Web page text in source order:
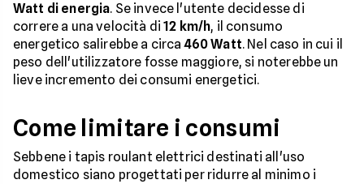
Watt di energia. Se invece l'utente decidesse di
correre a una velocità di12 km/h, il consumo
energetico salirebbe a circa460 Watt. Nel caso in cui il
peso dell'utilizzatore fosse maggiore, si noterebbe un
lieve incremento dei consumi energetici.
Come limitare i consumi
Sebbene i tapis roulant elettrici destinati all'uso
domestico siano progettati per ridurre al minimo i